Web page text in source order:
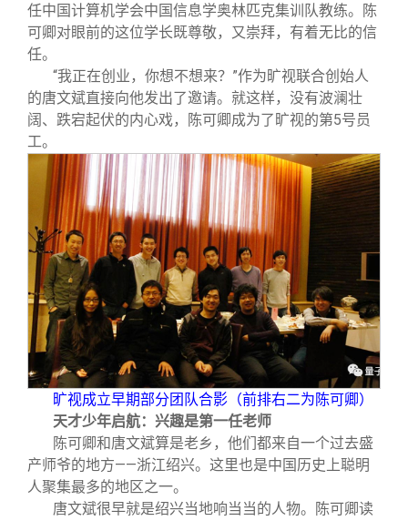
任中国计算机学会中国信息学奥林匹克集训队教练。陈
可卿对眼前的这位学长既尊敬，又崇拜，有着无比的信
任。
“我正在创业，你想不想来？”作为旷视联合创始人
的唐文斌直接向他发出了邀请。就这样，没有波澜壮
阔、跌宕起伏的内心戏，陈可卿成为了旷视的第5号员
工。
旷视成立早期部分团队合影（前排右二为陈可卿）
天才少年启航：兴趣是第一任老师
陈可卿和唐文斌算是老乡，他们都来自一个过去盛
产师爷的地方——浙江绍兴。这里也是中国历史上聪明
人聚集最多的地区之一。
唐文斌很早就是绍兴当地响当当的人物。陈可卿读